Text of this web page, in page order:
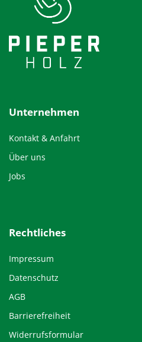
Unternehmen
Kontakt & Anfahrt
Über uns
Jobs
Rechtliches
Impressum
Datenschutz
AGB
Barrierefreiheit
Widerrufsformular